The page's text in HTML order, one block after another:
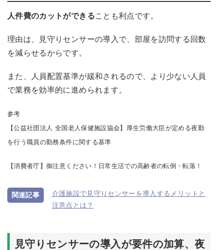
人件費のカットができることも利点です。
理由は、見守りセンサーの導入で、部屋を訪問する回数
を減らせるからです。
また、人員配置基準が緩和されるので、より少ない人員
で業務を効率的に進められます。
参考
【公益社団法人 全国老人保健施設協会】 厚生労働大臣が定める夜勤
を行う職員の勤務条件に関する基準
【消費者庁】御注意ください！日常生活での高齢者の転倒・転落！
介護施設で見守りセンサーを導入するメリットと
注意点とは？
見守りセンサーの導入が要件の加算、夜